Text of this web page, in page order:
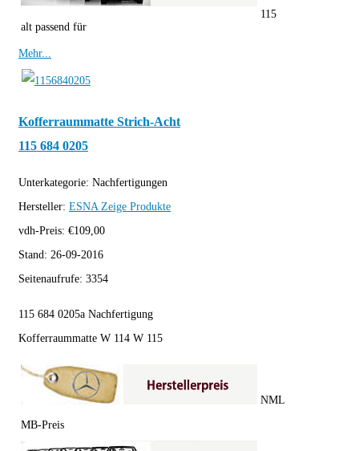
alt passend für
115
Mehr...
Kofferraummatte Strich-Acht
115 684 0205
Unterkategorie: Nachfertigungen
Hersteller: ESNA Zeige Produkte
vdh-Preis: €109,00
Stand: 26-09-2016
Seitenaufrufe: 3354
115 684 0205a Nachfertigung
Kofferraummatte W 114 W 115
MB-Preis
NML